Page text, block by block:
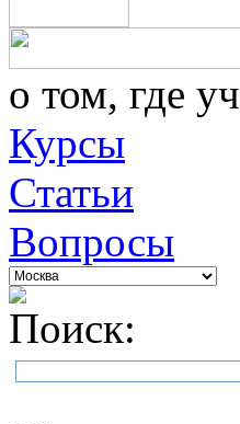
о том, где
Курсы
Статьи
Вопросы
Поиск: